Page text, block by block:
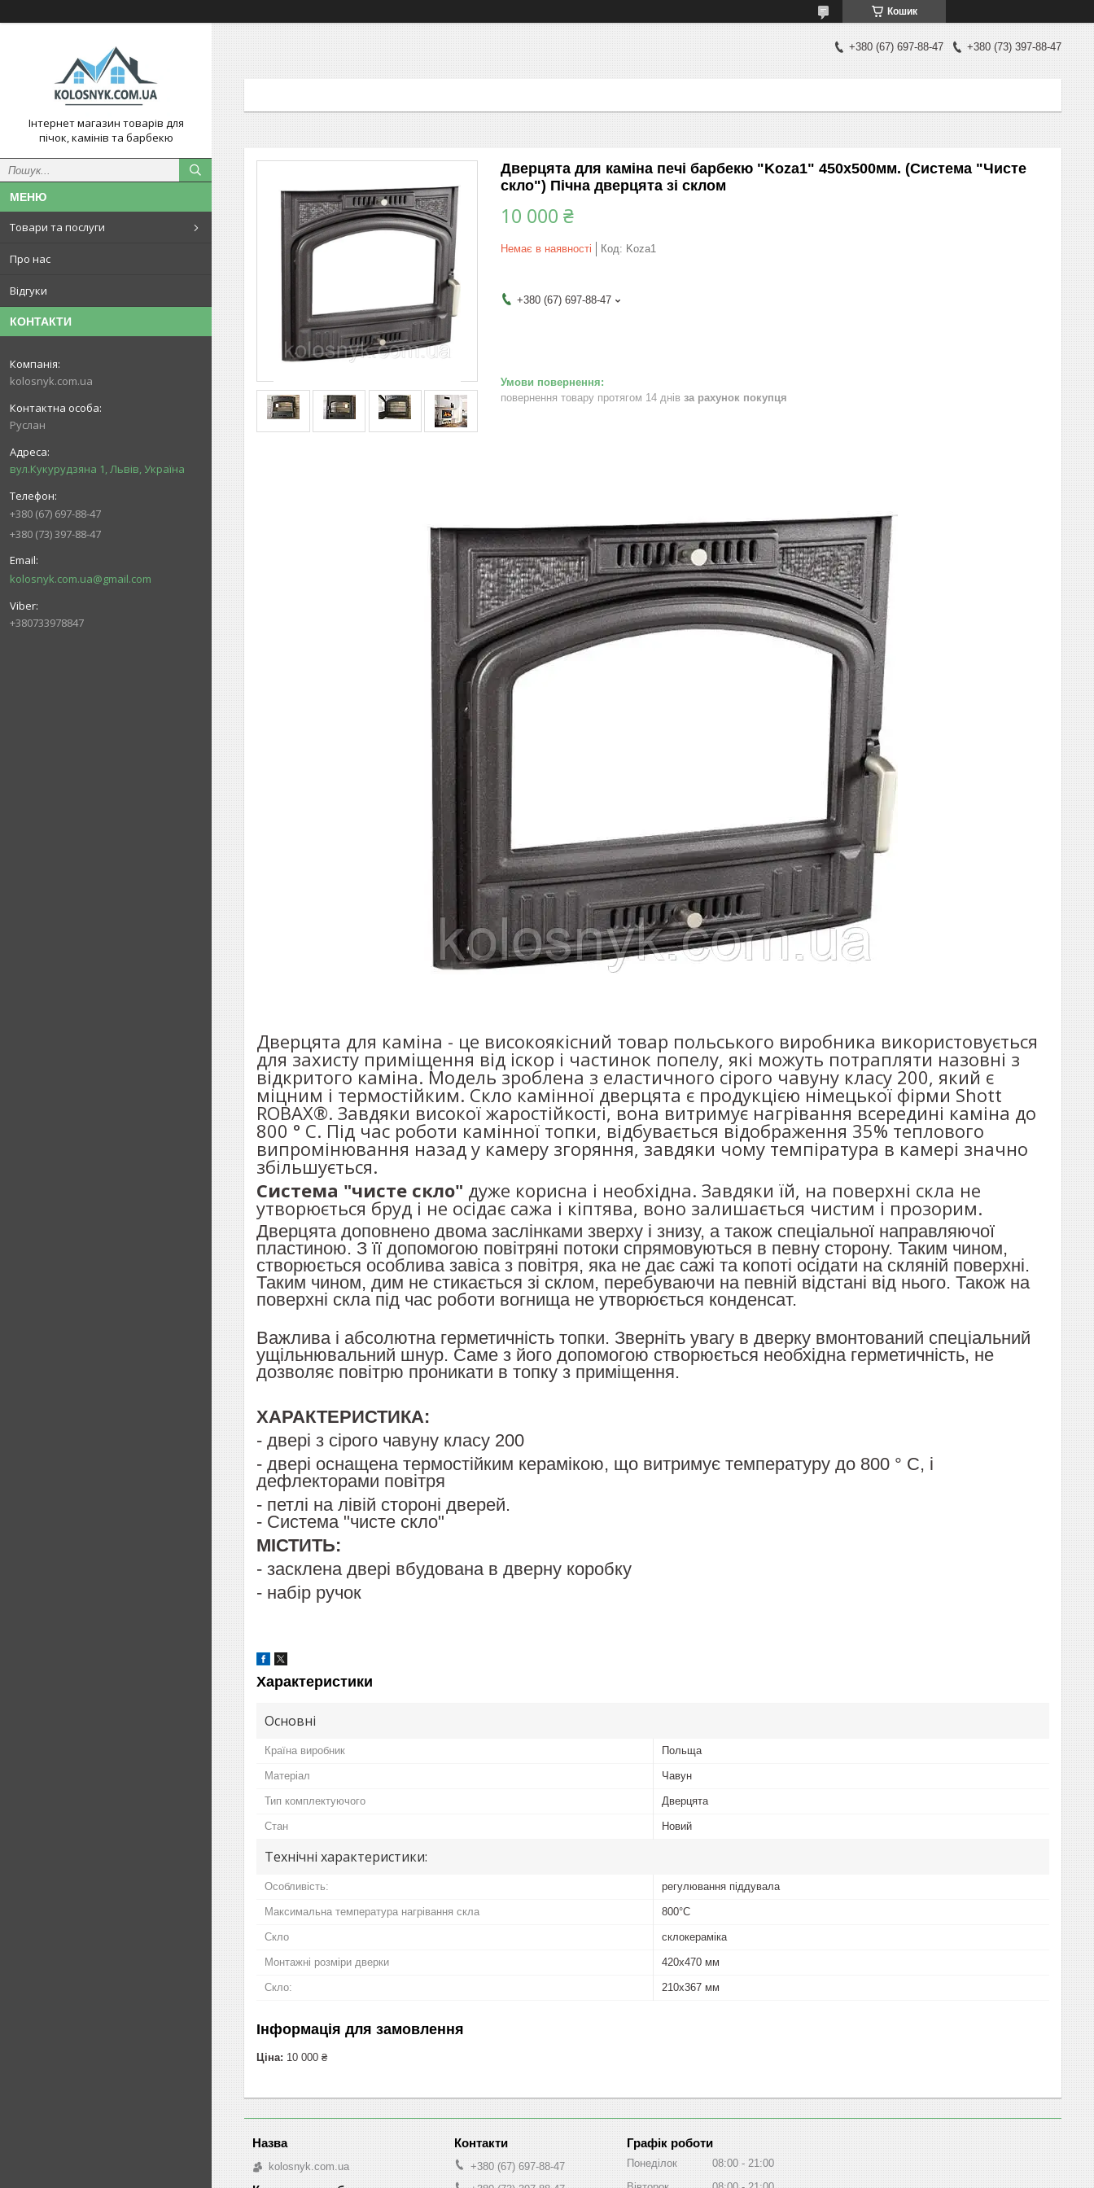
Кошик
Інтернет магазин товарів для
пічок, камінів та барбекю
Товари та послуги
Про нас
Відгуки
КОНТАКТИ
kolosnyk.com.ua
Руслан
вул.Кукурудзяна 1, Львів, Україна
+380 (67) 697-88-47
+380 (73) 397-88-47
kolosnyk.com.ua@gmail.com
+380733978847
+380 (67) 697-88-47 +380 (73) 397-88-47
Дверцята для каміна печі барбекю "Koza1" 450х500мм. (Система "Чисте
скло") Пічна дверцята зі склом
10 000 ₴
Немає в наявності Код: Koza1
+380 (67) 697-88-47
повернення товару протягом 14 днів за рахунок покупця
Дверцята для каміна - це високоякісний товар польського виробника використовується
для захисту приміщення від іскор і частинок попелу, які можуть потрапляти назовні з
відкритого каміна. Модель зроблена з еластичного сірого чавуну класу 200, який є
міцним і термостійким. Скло камінної дверцята є продукцією німецької фірми Shott
ROBAX®. Завдяки високої жаростійкості, вона витримує нагрівання всередині каміна до
800 ° C. Під час роботи камінної топки, відбувається відображення 35% теплового
випромінювання назад у камеру згоряння, завдяки чому темпіратура в камері значно
збільшується.
Система "чисте скло" дуже корисна і необхідна. Завдяки їй, на поверхні скла не
утворюється бруд і не осідає сажа і кіптява, воно залишається чистим і прозорим.
Дверцятадоповнено двома заслінками зверху і знизу, а також спеціальної направляючої
пластиною. З її допомогою повітряні потоки спрямовуються в певну сторону. Таким чином,
створюється особлива завіса з повітря, яка не дає сажі та копоті осідати на скляній поверхні.
Таким чином, дим не стикається зі склом, перебуваючи на певній відстані від нього. Також на
поверхні скла під час роботи вогнища не утворюється конденсат.
Важлива і абсолютна герметичність топки. Зверніть увагу в дверку вмонтований спеціальний
ущільнювальний шнур. Саме з його допомогою створюється необхідна герметичність, не
дозволяє повітрю проникати в топку з приміщення.
ХАРАКТЕРИСТИКА:
- двері з сірого чавуну класу 200
- двері оснащена термостійким керамікою, що витримує температуру до 800 ° C, і
дефлекторами повітря
- петлі на лівій стороні дверей.
- Система "чисте скло"
МІСТИТЬ:
- засклена двері вбудована в дверну коробку
- набір ручок
Характеристики
Основні
Країна виробник Польща
Матеріал Чавун
Тип комплектуючого Дверцята
Стан Новий
Технічні характеристики:
Особливість: регулювання піддувала
Максимальна температура нагрівання скла 800°C
Скло склокераміка
Монтажні розміри дверки 420x470 мм
Скло: 210х367 мм
Інформація для замовлення
Ціна: 10 000 ₴
kolosnyk.com.ua
+380 (67) 697-88-47
Графік роботи
Понеділок 08:00
21:00